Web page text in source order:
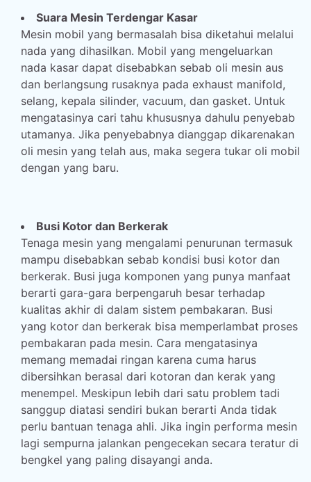
Suara Mesin Terdengar Kasar
Mesin mobil yang bermasalah bisa diketahui melalui
nada yang dihasilkan. Mobil yang mengeluarkan
nada kasar dapat disebabkan sebab oli mesin aus
dan berlangsung rusaknya pada exhaust manifold,
selang, kepala silinder, vacuum, dan gasket. Untuk
mengatasinya cari tahu khususnya dahulu penyebab
utamanya. Jika penyebabnya dianggap dikarenakan
oli mesin yang telah aus, maka segera tukar oli mobil
dengan yang baru.
Busi Kotor dan Berkerak
Tenaga mesin yang mengalami penurunan termasuk
mampu disebabkan sebab kondisi busi kotor dan
berkerak. Busi juga komponen yang punya manfaat
berarti gara-gara berpengaruh besar terhadap
kualitas akhir di dalam sistem pembakaran. Busi
yang kotor dan berkerak bisa memperlambat proses
pembakaran pada mesin. Cara mengatasinya
memang memadai ringan karena cuma harus
dibersihkan berasal dari kotoran dan kerak yang
menempel. Meskipun lebih dari satu problem tadi
sanggup diatasi sendiri bukan berarti Anda tidak
perlu bantuan tenaga ahli. Jika ingin performa mesin
lagi sempurna jalankan pengecekan secara teratur di
bengkel yang paling disayangi anda.